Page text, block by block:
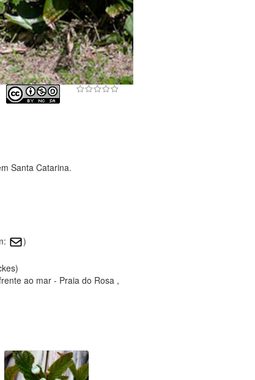
Santa Catarina.
)
ao mar - Praia do Rosa ,